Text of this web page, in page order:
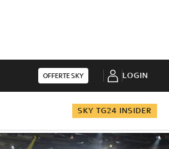
OFFERTE SKY LOGIN
SKY TG24 INSIDER